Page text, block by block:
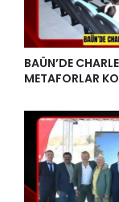
BAÜN’DE
METAFORLAR